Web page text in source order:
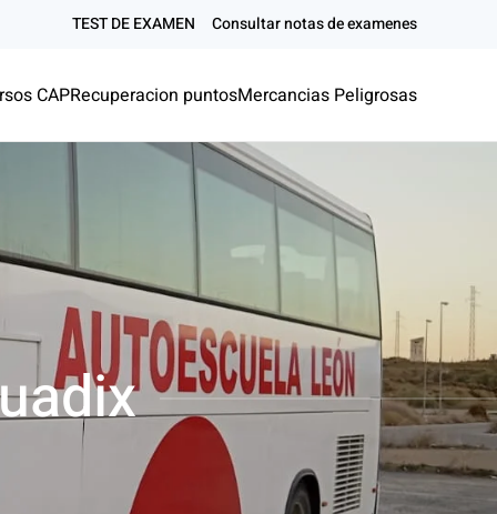
TEST DE EXAMEN Consultar notas de examenes
CAPRecuperacion puntosMercancias Peligrosas